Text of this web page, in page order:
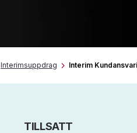
Interimsuppdrag Interim
TILLSATT